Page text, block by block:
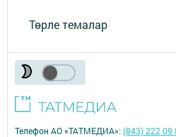
Төрле темалар
Телефон АО «ТАТМЕДИА»:(843) 222 09